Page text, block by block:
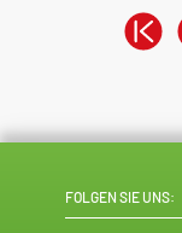
FOLGEN SIE UNS: